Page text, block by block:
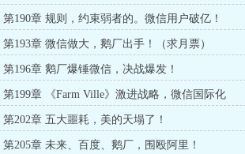
第190章 规则，约束弱者的。微信用户破亿！
第193章 微信做大，鹅厂出手！（求月票）
第196章 鹅厂爆锤微信，决战爆发！
第199章 《Farm Ville》激进战略，微信国际化
第202章 五大噩耗，美的天塌了！
第205章 未来、百度、鹅厂，围殴阿里！